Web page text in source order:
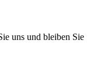
uns und bleiben Sie